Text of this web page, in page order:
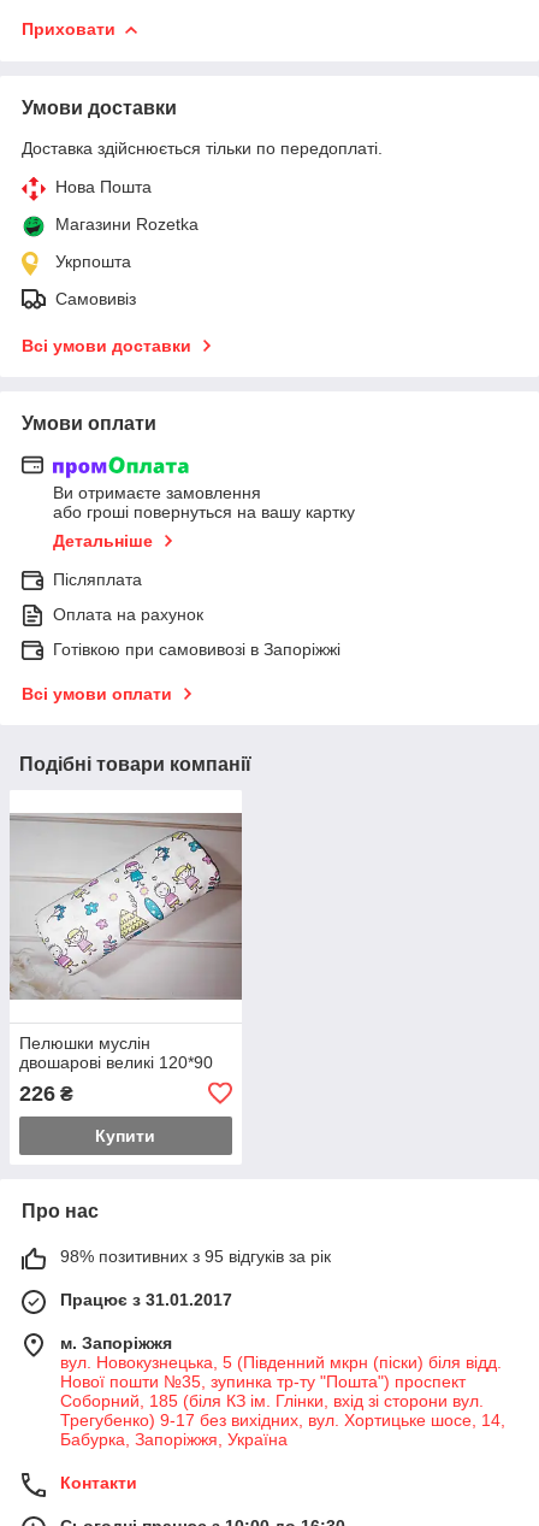
Приховати
Умови доставки
Доставка здійснюється тільки по передоплаті.
Нова Пошта
Магазини Rozetka
Укрпошта
Самовивіз
Всі умови доставки
Умови оплати
Ви отримаєте замовлення
або гроші повернуться на вашу картку
Детальніше
Післяплата
Оплата на рахунок
Готівкою при самовивозі в Запоріжжі
Всі умови оплати
Подібні товари компанії
Пелюшки муслін
двошарові великі 120*90
226 ₴
Купити
Про нас
98% позитивних з 95 відгуків за рік
Працює з 31.01.2017
м. Запоріжжя
вул. Новокузнецька, 5 (Південний мкрн (піски) біля відд.
Нової пошти №35, зупинка тр-ту "Пошта") проспект
Соборний, 185 (біля КЗ ім. Глінки, вхід зі сторони вул.
Трегубенко) 9-17 без вихідних, вул. Хортицьке шосе, 14,
Бабурка, Запоріжжя, Україна
Контакти